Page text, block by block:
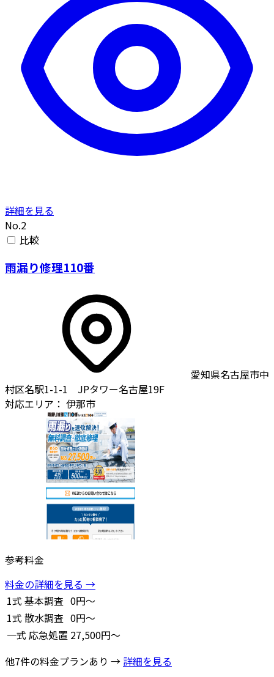
詳細を見る
No.2
比較
雨漏り修理110番
愛知県名古屋市中
村区名駅1-1-1 JPタワー名古屋19F
対応エリア： 伊那市
参考料金
料金の詳細を見る →
1式 基本調査 0円～
1式 散水調査 0円～
一式 応急処置 27,500円～
他7件の料金プランあり → 詳細を見る